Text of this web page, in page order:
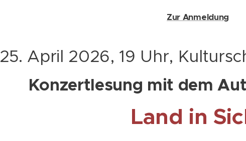
Zur Anmeldung
25. April 2026, 19 Uhr,
Konzertlesung mit dem
Land in